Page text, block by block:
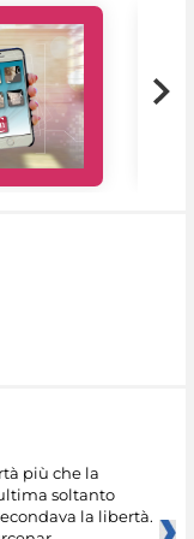
più che la
soltanto
la libertà.